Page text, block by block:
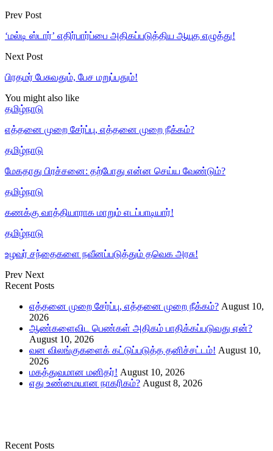
Prev Post
‘மல்டி ஸ்டார்’ எதிர்பார்ப்பை அதிகப்படுத்திய ஆயுத எழுத்து!
Next Post
பிரதமர் பேசுவதும், பேச மறுப்பதும்!
You might also like
தமிழ்நாடு
எத்தனை முறை சேர்ப்பு, எத்தனை முறை நீக்கம்?
தமிழ்நாடு
மேகதாது பிரச்சனை: தற்போது என்ன செய்ய வேண்டும்?
தமிழ்நாடு
கணக்கு வாத்தியாராக மாறும் எடப்பாடியார்!
தமிழ்நாடு
உழவர் சந்தைகளை நவீனப்படுத்தும் தவெக அரசு!
Prev Next
Recent Posts
எத்தனை முறை சேர்ப்பு, எத்தனை முறை நீக்கம்? August 10,
2026
ஆண்களைவிட பெண்கள் அதிகம் பாதிக்கப்படுவது ஏன்?
August 10, 2026
வன விலங்குகளைக் கட்டுப்படுத்த தனிச்சட்டம்! August 10,
2026
மகத்துவமான மனிதர்! August 10, 2026
எது உண்மையான நாகரிகம்? August 8, 2026
Recent Posts